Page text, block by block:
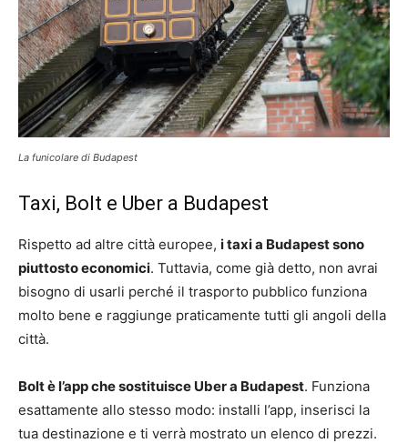
La funicolare di Budapest
Taxi, Bolt e Uber a Budapest
Rispetto ad altre città europee, i taxi a Budapest sono
piuttosto economici. Tuttavia, come già detto, non avrai
bisogno di usarli perché il trasporto pubblico funziona
molto bene e raggiunge praticamente tutti gli angoli della
città.
Bolt è l’app che sostituisce Uber a Budapest. Funziona
esattamente allo stesso modo: installi l’app, inserisci la
tua destinazione e ti verrà mostrato un elenco di prezzi.